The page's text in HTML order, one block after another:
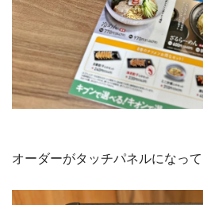
オーダーがタッチパネルになって